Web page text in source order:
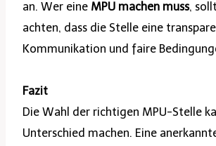
an. Wer eine MPU machen muss,
achten, dass die Stelle eine
Kommunikation und faire
Fazit
Die Wahl der richtigen MPU-Stelle
Unterschied machen. Eine